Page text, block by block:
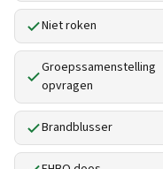
Niet roken
Groepssamenstelling
opvragen
Brandblusser